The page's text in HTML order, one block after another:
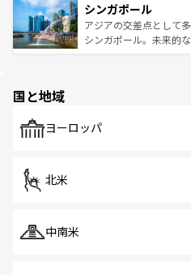
参照してほしい。
激する。気候は一年中
が待っている。親しみ
た文化、そして多様な
み、どこを訪れても感
ており、効率よく見ど
うな絶景から文化的な
シンガポール
アジアの交差点として
シンガポール。未来的
で、ホーカーズは地元
国と地域
ヨーロッパ
北米
中南米